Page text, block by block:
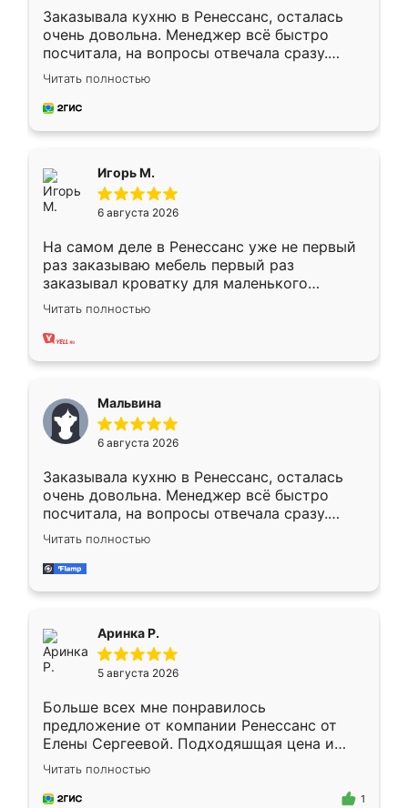
Заказывала кухню в Ренессанс, осталась
очень довольна. Менеджер всё быстро
посчитала, на вопросы отвечала сразу.
Замерщик приехал в субботу, подошёл к
делу со всей ответственностью. Собрали
за день, ребята работали аккуратно, даже
Читать полностью
Игорь М.
6 августа 2026
На самом деле в Ренессанс уже не первый
раз заказываю мебель первый раз
заказывал кроватку для маленького
ребёнка при его рождении ,во второй раз
заказал шкаф-купе. По качеству очень
хорошее сборка достаточно быстрая,
меньше, здесь же он более разнообразный.
Мне нравится ,если что-то потребуется из
мебели буду заказывать только здесь.
Читать полностью
Мальвина
6 августа 2026
Заказывала кухню в Ренессанс, осталась
очень довольна. Менеджер всё быстро
посчитала, на вопросы отвечала сразу.
Замерщик приехал в субботу, подошёл к
делу со всей ответственностью. Собрали
за день, ребята работали аккуратно, даже
Читать полностью
Аринка Р.
5 августа 2026
Больше всех мне понравилось
предложение от компании Ренессанс от
Елены Сергеевой. Подходяшщая цена и
короткие сроки изготовления. Приехавший
для замера сотрудник Владислав
предложил по моему эскизу самый
Читать полностью
1